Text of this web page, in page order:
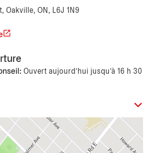
Oakville, ON, L6J 1N9
Ouvert aujourd’hui jusqu'à 16 h 30